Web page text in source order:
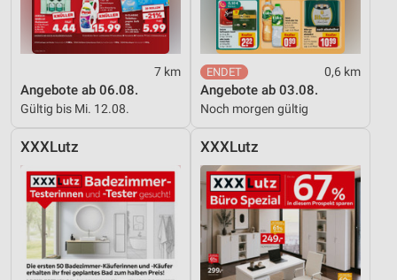
7 km
Angebote ab 06.08.
Gültig bis Mi. 12.08.
0,6 km
Angebote ab 03.08.
Noch morgen gültig
XXXLutz XXXLutz
Erstellung von Profilen zur Personalisierung
von Inhalten
Verwendung von Profilen zur Auswahl
personalisierter Inhalte
Messung der Werbeleistung
Messung der Performance von Inhalten
Analyse von Zielgruppen durch Statistiken oder
Kombinationen von Daten aus verschiedenen
Quellen
Entwicklung und Verbesserung der Angebote